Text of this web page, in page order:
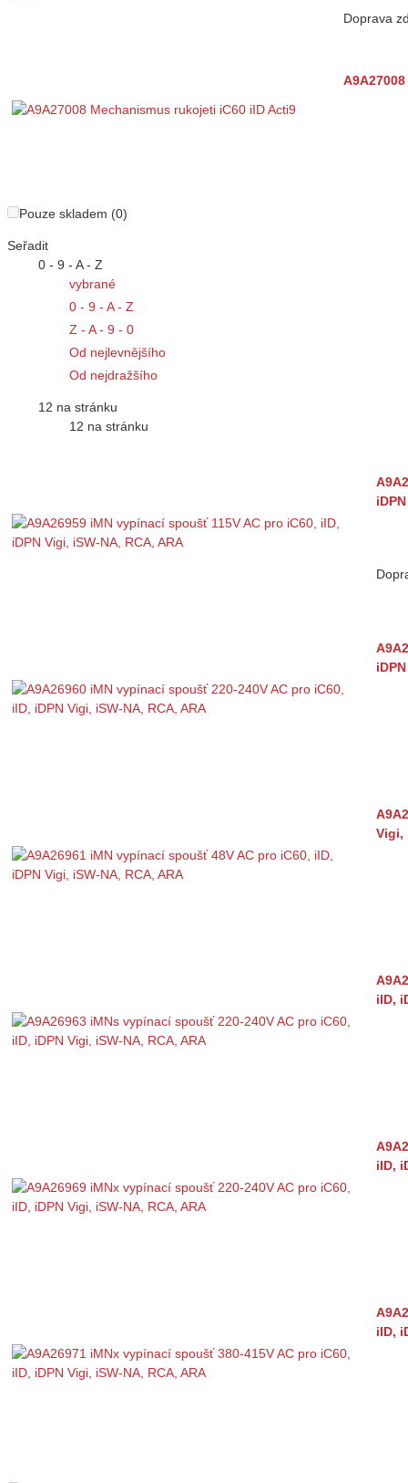
Doprava
Pouze skladem (0)
Seřadit
0 - 9 - A - Z
vybrané
0 - 9 - A - Z
Z - A - 9 - 0
Od nejlevnějšího
Od nejdražšího
12 na stránku
12 na stránku
Vigi,
iID,
iID,
iID,